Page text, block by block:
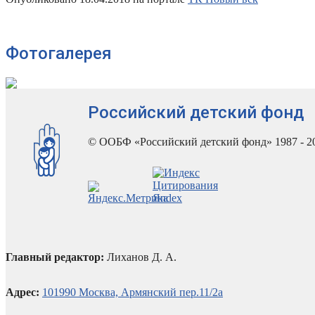
Фотогалерея
Российский детский фонд
© ООБФ «Российский детский фонд» 1987 -
Главный редактор: Лиханов Д. А.
Адрес: 101990 Москва, Армянский пер.11/2а